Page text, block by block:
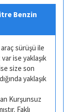
Benzin
sürüşü ile
ise yaklaşık
size son
yaklaşık
Kurşunsuz
Faklı